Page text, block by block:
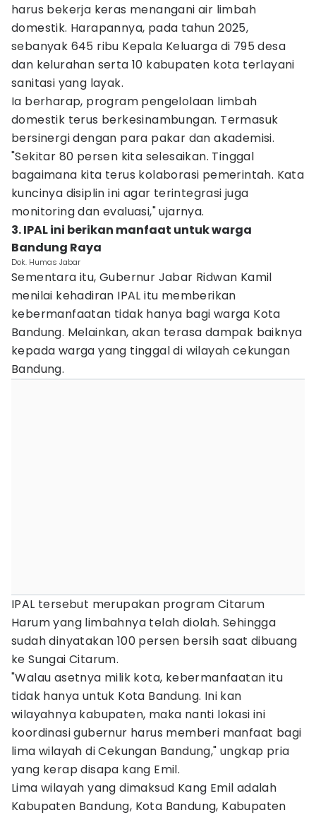
harus bekerja keras menangani air limbah
domestik. Harapannya, pada tahun 2025,
sebanyak 645 ribu Kepala Keluarga di 795 desa
dan kelurahan serta 10 kabupaten kota terlayani
sanitasi yang layak.
Ia berharap, program pengelolaan limbah
domestik terus berkesinambungan. Termasuk
bersinergi dengan para pakar dan akademisi.
"Sekitar 80 persen kita selesaikan. Tinggal
bagaimana kita terus kolaborasi pemerintah. Kata
kuncinya disiplin ini agar terintegrasi juga
monitoring dan evaluasi," ujarnya.
3. IPAL ini berikan manfaat untuk warga
Bandung Raya
Dok. Humas Jabar
Sementara itu, Gubernur Jabar Ridwan Kamil
menilai kehadiran IPAL itu memberikan
kebermanfaatan tidak hanya bagi warga Kota
Bandung. Melainkan, akan terasa dampak baiknya
kepada warga yang tinggal di wilayah cekungan
Bandung.
IPAL tersebut merupakan program Citarum
Harum yang limbahnya telah diolah. Sehingga
sudah dinyatakan 100 persen bersih saat dibuang
ke Sungai Citarum.
"Walau asetnya milik kota, kebermanfaatan itu
tidak hanya untuk Kota Bandung. Ini kan
wilayahnya kabupaten, maka nanti lokasi ini
koordinasi gubernur harus memberi manfaat bagi
lima wilayah di Cekungan Bandung," ungkap pria
yang kerap disapa kang Emil.
Lima wilayah yang dimaksud Kang Emil adalah
Kabupaten Bandung, Kota Bandung, Kabupaten